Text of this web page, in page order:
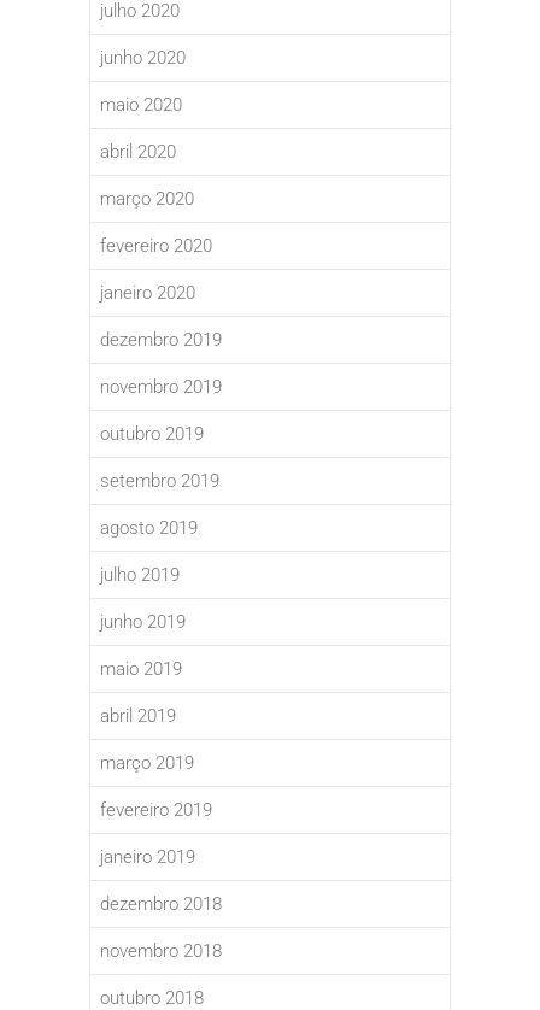
julho 2020
junho 2020
maio 2020
abril 2020
março 2020
fevereiro 2020
janeiro 2020
dezembro 2019
novembro 2019
outubro 2019
setembro 2019
agosto 2019
julho 2019
junho 2019
maio 2019
abril 2019
março 2019
fevereiro 2019
janeiro 2019
dezembro 2018
novembro 2018
outubro 2018